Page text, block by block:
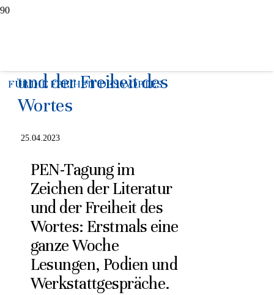
FÜR DIE FREIHEIT DES WORTES
und der Freiheit des
Wortes
25.04.2023
PEN-Tagung im
Zeichen der Literatur
und der Freiheit des
Wortes: Erstmals eine
ganze Woche
Lesungen, Podien und
Werkstattgespräche.